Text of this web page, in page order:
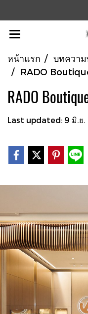
หน้าแรก บทควา
RADO
RADO
Last updated: 9 มิ.ย.